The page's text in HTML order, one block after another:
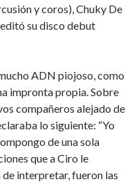
y coros), Chuky De
su disco debut
ADN piojoso, como
impronta propia. Sobre
compañeros alejado de
lo siguiente: “Yo
de una sola
que a Ciro le
interpretar, fueron las